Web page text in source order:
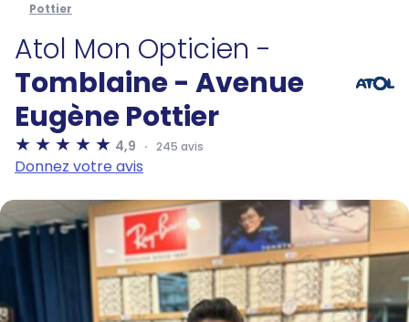
Pottier
Atol Mon Opticien -
Tomblaine - Avenue
Eugène Pottier
4,9 245 avis
Donnez votre avis